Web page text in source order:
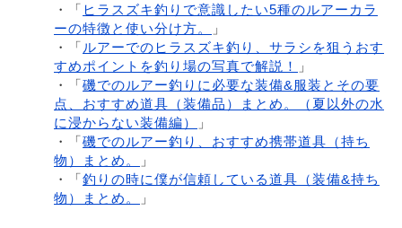
・「 ヒラスズキ釣りで意識したい5種のルアーカラ
ーの特徴と使い分け方。
」
・「 ルアーでのヒラスズキ釣り、サラシを狙うおす
すめポイントを釣り場の写真で解説！
」
・「磯でのルアー釣りに必要な装備&服装とその要
点、おすすめ道具（装備品）まとめ。（夏以外の水
に浸からない装備編）
」
・「磯でのルアー釣り、おすすめ携帯道具（持ち
物）まとめ。
」
・「釣りの時に僕が信頼している道具（装備&持ち
物）まとめ。
」